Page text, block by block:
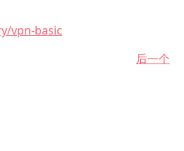
vpn-basic
后一个